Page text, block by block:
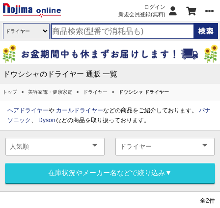
ログイン
新規会員登録(無料)
ドウシシャのドライヤー 通販 一覧
トップ 美容家電・健康家電 ドライヤー ドウシシャ ドライヤー
ヘアドライヤーや カールドライヤーなどの商品をご紹介しております。 パナ
ソニック 、 Dysonなどの商品を取り扱っております。
在庫状況やメーカー名などで絞り込み▼
全2件